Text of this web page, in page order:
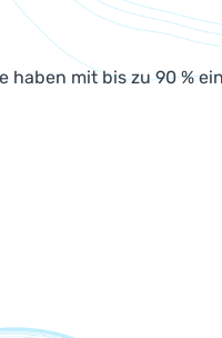
mit bis zu 90 %